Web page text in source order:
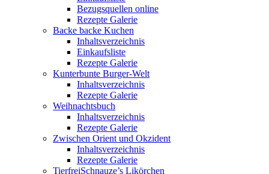
Bezugsquellen online
Rezepte Galerie
Backe backe Kuchen
Inhaltsverzeichnis
Einkaufsliste
Rezepte Galerie
Kunterbunte Burger-Welt
Inhaltsverzeichnis
Rezepte Galerie
Weihnachtsbuch
Inhaltsverzeichnis
Rezepte Galerie
Zwischen Orient und Okzident
Inhaltsverzeichnis
Rezepte Galerie
TierfreiSchnauze’s Likörchen